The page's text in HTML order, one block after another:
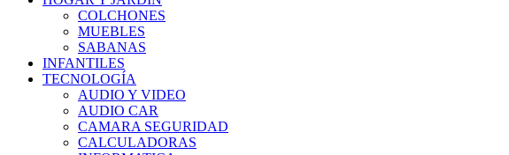
COLCHONES
MUEBLES
SABANAS
INFANTILES
TECNOLOGÍA
AUDIO Y VIDEO
AUDIO CAR
CAMARA SEGURIDAD
CALCULADORAS